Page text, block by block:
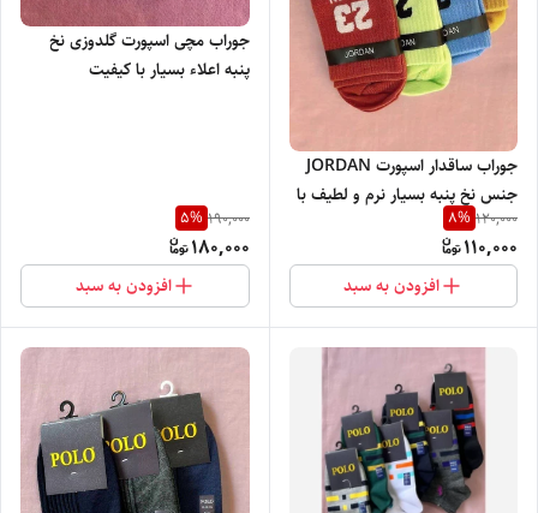
جوراب ساقدار اسپورت JORDAN
جنس نخ پنبه بسیار نرم و لطیف با
پاخور ساده و شیک
120,000
8%
110,000
افزودن به سبد
جوراب مچی اسپورت گلدوزی نخ
پنبه اعلاء بسیار با کیفیت
190,000
5%
180,000
افزودن به سبد